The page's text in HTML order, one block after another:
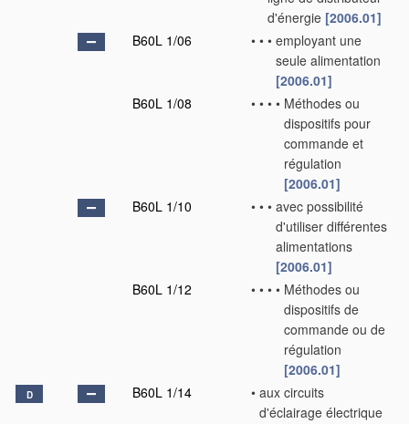
d'énergie [2006.01]
B60L 1/06
• • • employant une
seule alimentation
[2006.01]
B60L 1/08
• • • • Méthodes ou
dispositifs pour
commande et
régulation
[2006.01]
B60L 1/10
• • • avec possibilité
d'utiliser différentes
alimentations
[2006.01]
B60L 1/12
• • • • Méthodes ou
dispositifs de
commande ou de
régulation
[2006.01]
D B60L 1/14 • aux circuits
d'éclairage électrique